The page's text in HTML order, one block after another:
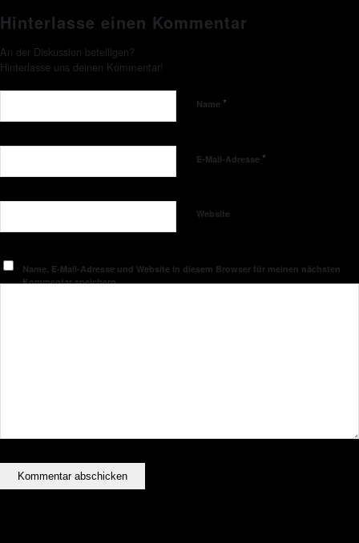
Hinterlasse einen Kommentar
An der Diskussion beteiligen?
Hinterlasse uns deinen Kommentar!
Name *
E-Mail-Adresse *
Website
Name, E-Mail-Adresse und Website in diesem Browser für meinen nächsten
Kommentar speichern.